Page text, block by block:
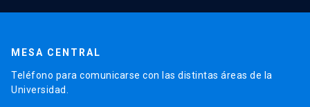
MESA CENTRAL
Teléfono para comunicarse con las distintas áreas de la
Universidad.